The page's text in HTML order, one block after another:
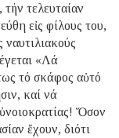
τελευταίαν
εἰς φίλους του,
ναυτιλιακούς
«Λά
τό σκάφος αὐτό
καί νά
Ὅσον
ἔχουν, διότι